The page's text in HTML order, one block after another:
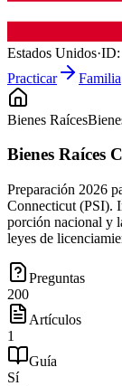
Estados Unidos·ID:
Practicar
Familia
Bienes Raíces
Bienes Raíces
Preparación 2026
Connecticut (PSI).
porción nacional y
leyes de
Preguntas
200
Artículos
1
Guía
Sí